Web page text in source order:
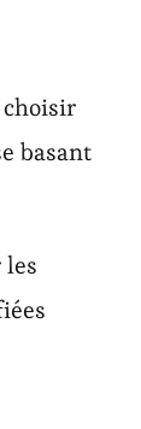
choisir
basant